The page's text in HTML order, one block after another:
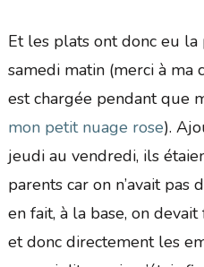
Et les plats ont donc eu
samedi matin (merci à ma
est chargée pendant que
mon petit nuage rose).
jeudi au vendredi, ils
parents car on n’avait pas
en fait, à la base, on
et donc directement les